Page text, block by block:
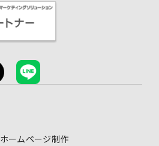
ホームページ制作